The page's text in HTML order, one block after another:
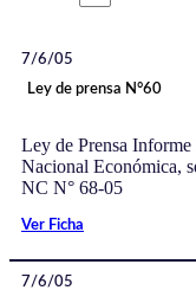
7/6/05
Ley de prensa N°60
Ley de Prensa
Nacional Económica,
NC N° 68-05
Ver Ficha
7/6/05